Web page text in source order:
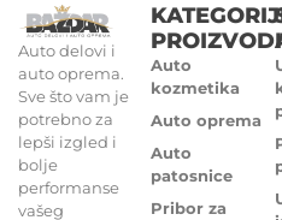
Auto delovi i
auto oprema.
Sve što vam je
potrebno za
lepši izgled i
bolje
performanse
vašeg
Auto
kozmetika
Auto oprema
Auto
patosnice
Pribor za